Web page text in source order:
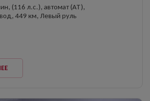
(116 л.с.), автомат (AT),
449 км, Левый руль